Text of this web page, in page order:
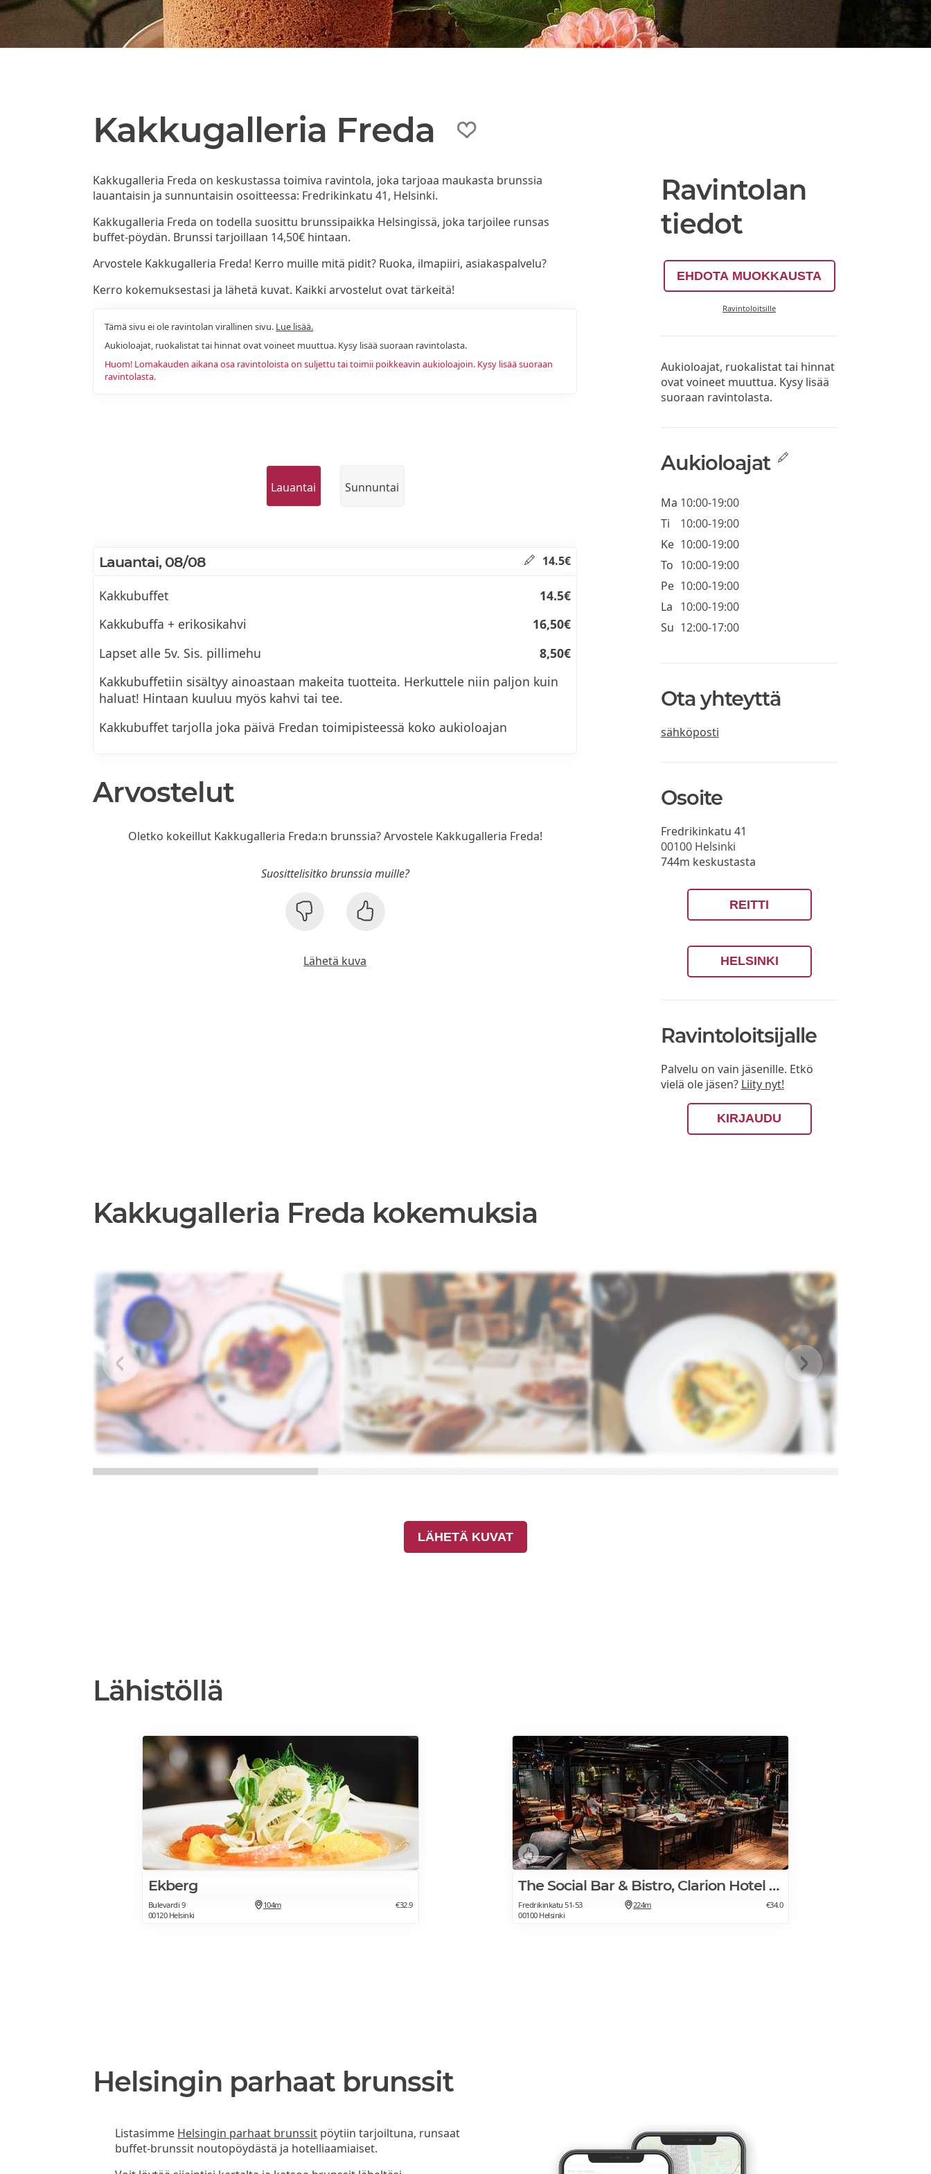
Kakkugalleria Freda
Kakkugalleria Freda on keskustassa toimiva ravintola, joka tarjoaa maukasta brunssia
lauantaisin ja sunnuntaisin osoitteessa: Fredrikinkatu 41, Helsinki.
Kakkugalleria Freda on todella suosittu brunssipaikka Helsingissä, joka tarjoilee runsas
buffet-pöydän. Brunssi tarjoillaan 14,50€ hintaan.
Arvostele Kakkugalleria Freda! Kerro muille mitä pidit? Ruoka, ilmapiiri, asiakaspalvelu?
Kerro kokemuksestasi ja lähetä kuvat. Kaikki arvostelut ovat tärkeitä!
Tämä sivu ei ole ravintolan virallinen sivu. Lue lisää.
Aukioloajat, ruokalistat tai hinnat ovat voineet muuttua. Kysy lisää suoraan ravintolasta.
Huom! Lomakauden aikana osa ravintoloista on suljettu tai toimii poikkeavin aukioloajoin. Kysy lisää suoraan
ravintolasta.
Lauantai Sunnuntai
Lauantai, 08/08 14.5€
Kakkubuffet
14.5€
Kakkubuffa + erikosikahvi
16,50€
Lapset alle 5v. Sis. pillimehu
8,50€
Kakkubuffetiin sisältyy ainoastaan makeita tuotteita. Herkuttele niin paljon kuin
haluat! Hintaan kuuluu myös kahvi tai tee.
Kakkubuffet tarjolla joka päivä Fredan toimipisteessä koko aukioloajan
Arvostelut
Oletko kokeillut Kakkugalleria Freda:n brunssia? Arvostele Kakkugalleria Freda!
Suosittelisitko brunssia muille?
Lähetä kuva
Ravintolan
tiedot
EHDOTA MUOKKAUSTA
Ravintoloitsille
Aukioloajat, ruokalistat tai hinnat
ovat voineet muuttua. Kysy lisää
suoraan ravintolasta.
Aukioloajat
Ma 10:00-19:00
Ti
10:00-19:00
Ke 10:00-19:00
To 10:00-19:00
Pe 10:00-19:00
La 10:00-19:00
Su 12:00-17:00
Ota yhteyttä
sähköposti
Osoite
Fredrikinkatu 41
00100 Helsinki
744m keskustasta
REITTI
HELSINKI
Ravintoloitsijalle
Palvelu on vain jäsenille. Etkö
vielä ole jäsen? Liity nyt!
KIRJAUDU
Kakkugalleria Freda kokemuksia
LÄHETÄ KUVAT
Lähistöllä
Ekberg
Bulevardi 9
00120 Helsinki
104m €32.9
The Social Bar & Bistro, Clarion Hotel Mestari
Fredrikinkatu 51-53
00100 Helsinki
224m €34.0
Helsingin parhaat brunssit
Listasimme Helsingin parhaat brunssit pöytiin tarjoiltuna, runsaat
buffet-brunssit noutopöydästä ja hotelliaamiaiset.